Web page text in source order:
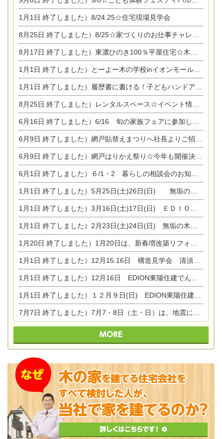
1月1日 終了しました）8/24.25☆住宅現場見学会
8月25日 終了しました）8/25☆家づくりのお仕事チャレンジ
8月17日 終了しました）東濃ひのき100％平屋住宅☆木の家完成見学会
1月1日 終了しました）とーよー木の学校inイオンモール木曽川
1月1日 終了しました）履歴書に書ける！子どもハンドアロマ講座☆
8月25日 終了しました）レンタルスペース☆イベント情報☆チャイルドアロマセラピスト
6月16日 終了しました）6/16 旬の家族フェアに参加します☆
6月9日 終了しました）網戸貼替えまつりへ社長よりご招待です♪
6月9日 終了しました）網戸はりかえ祭り☆今年も開催決定！
6月1日 終了しました）６/1・2 暮らしの相談会のお知らせ
1月1日 終了しました）5月25日(土)26日(日) 無垢の木の家体感見学会開催☆
1月1日 終了しました）3月16日(土)17日(日) ＥＤＩＯＮ東陽住建でんき館 総決算まつり
1月1日 終了しました）2月23日(土)24日(日) 無垢の木の家 完成見学会
1月20日 終了しました）1月20日は、新春増改築リフォームまつり＆家の修理祭り＆家電まつりです。
1月1日 終了しました）12月15.16日 構造見学会 清須市西枇杷島町弁天
1月1日 終了しました）12月16日 EDION東陽住建でんき OPEN第二弾イベント！！
1月1日 終了しました）１２月９日(日) EDION東陽住建でんき館プレＯＰＥＮ！＆家の修理まつり
7月7日 終了しました）7月7・8日（土・日）は、地震に強くて安心！暮らしを楽しむ東濃ひのきの平屋の家体験見学会を開催します。ぜひお越しください。